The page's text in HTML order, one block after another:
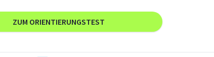
ZUM ORIENTIERUNGSTEST